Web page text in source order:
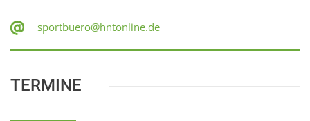
sportbuero@hntonline.de
TERMINE